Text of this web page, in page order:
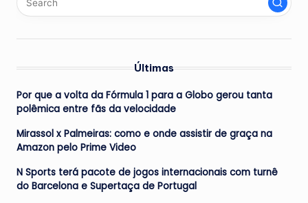
Últimas
Por que a volta da Fórmula 1 para a Globo gerou tanta
polêmica entre fãs da velocidade
Mirassol x Palmeiras: como e onde assistir de graça na
Amazon pelo Prime Video
N Sports terá pacote de jogos internacionais com turnê
do Barcelona e Supertaça de Portugal